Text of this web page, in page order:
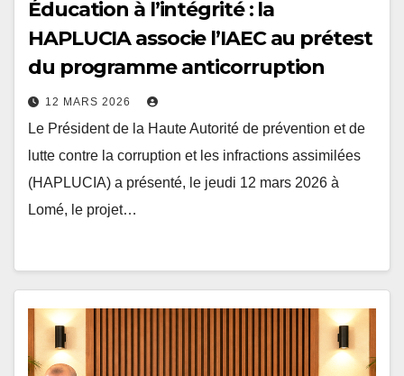
HAPLUCIA associe l’IAEC au prétest
du programme anticorruption
12 MARS 2026
Le Président de la Haute Autorité de prévention et de
lutte contre la corruption et les infractions assimilées
(HAPLUCIA) a présenté, le jeudi 12 mars 2026 à
Lomé, le projet…